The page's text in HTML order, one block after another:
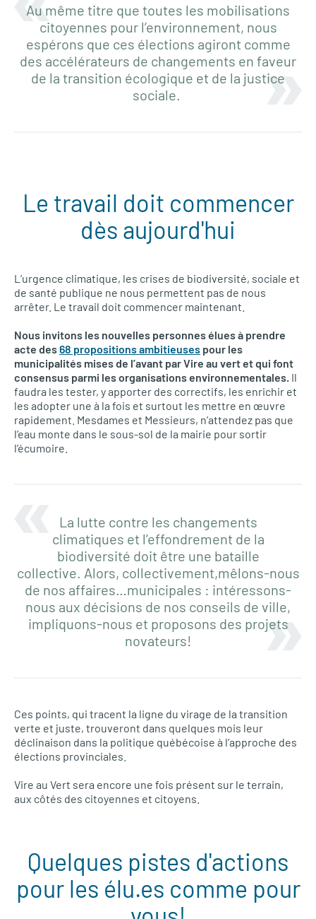
Au même titre que toutes les mobilisations
citoyennes pour l’environnement, nous
espérons que ces élections agiront comme
des accélérateurs de changements en faveur
de la transition écologique et de la justice
sociale.
Le travail doit commencer
dès aujourd'hui
L’urgence climatique, les crises de biodiversité, sociale et
de santé publique ne nous permettent pas de nous
arrêter. Le travail doit commencer maintenant.
Nous invitons les nouvelles personnes élues à prendre
acte des68 propositions ambitieuses pour les
municipalités mises de l’avant par Vire au vert et qui font
consensus parmi les organisations environnementales. Il
faudra les tester, y apporter des correctifs, les enrichir et
les adopter une à la fois et surtout les mettre en œuvre
rapidement. Mesdames et Messieurs, n’attendez pas que
l’eau monte dans le sous-sol de la mairie pour sortir
l’écumoire.
La lutte contre les changements
climatiques et l’effondrement de la
biodiversité doit être une bataille
collective. Alors, collectivement,mêlons-nous
de nos affaires…municipales : intéressons-
nous aux décisions de nos conseils de ville,
impliquons-nous et proposons des projets
novateurs!
Ces points, qui tracent la ligne du virage de la transition
verte et juste, trouveront dans quelques mois leur
déclinaison dans la politique québécoise à l’approche des
élections provinciales.
Vire au Vert sera encore une fois présent sur le terrain,
aux côtés des citoyennes et citoyens.
Quelques pistes d'actions
pour les élu.es comme pour